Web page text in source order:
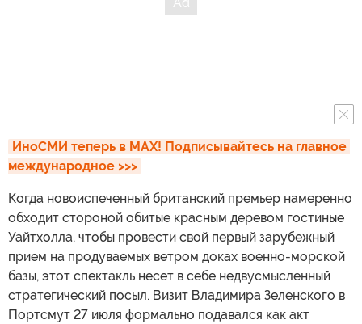
ИноСМИ теперь в MAX! Подписывайтесь на главное
международное >>>
Когда новоиспеченный британский премьер намеренно
обходит стороной обитые красным деревом гостиные
Уайтхолла, чтобы провести свой первый зарубежный
прием на продуваемых ветром доках военно-морской
базы, этот спектакль несет в себе недвусмысленный
стратегический посыл. Визит Владимира Зеленского в
Портсмут 27 июля формально подавался как акт